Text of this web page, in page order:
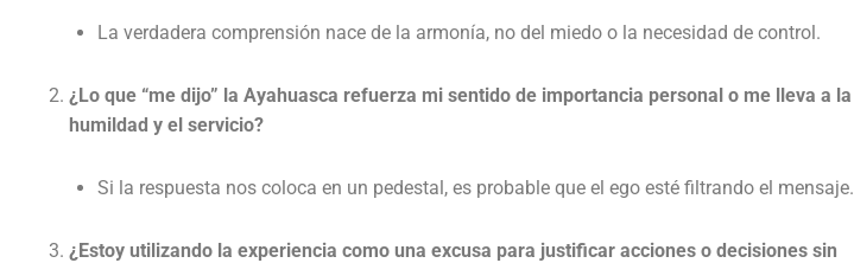
La verdadera comprensión nace de la armonía, no del miedo o la necesidad de control.
¿Lo que “me dijo” la Ayahuasca refuerza mi sentido de importancia personal o me lleva a la
humildad y el servicio?
Si la respuesta nos coloca en un pedestal, es probable que el ego esté filtrando el mensaje.
¿Estoy utilizando la experiencia como una excusa para justificar acciones o decisiones sin